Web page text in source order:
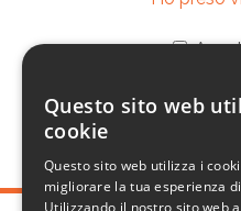
Questo sito web
cookie
Questo sito web utilizza i
migliorare la tua esperienza
Utilizzando il nostro sito web